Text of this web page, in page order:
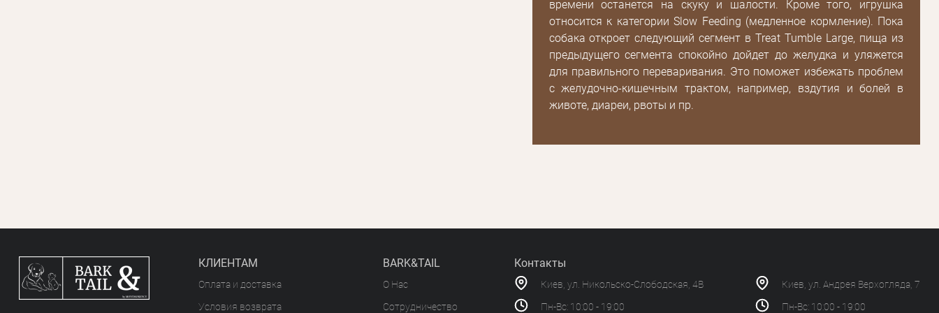
времени останется на скуку и шалости. Кроме того, игрушка
относится к категории Slow Feeding (медленное кормление). Пока
собака откроет следующий сегмент в Treat Tumble Large, пища из
предыдущего сегмента спокойно дойдет до желудка и уляжется
для правильного переваривания. Это поможет избежать проблем
с желудочно-кишечным трактом, например, вздутия и болей в
животе, диареи, рвоты и пр.
КЛИЕНТАМ
Оплата и доставка
Условия возврата
BARK&TAIL
О Нас
Сотрудничество
Контакты
Киев, ул. Никольско-Слободская, 4В
Пн-Вс: 10:00 - 19:00
Киев, ул. Андрея Верхогляда, 7
Пн-Вс: 10:00 - 19:00